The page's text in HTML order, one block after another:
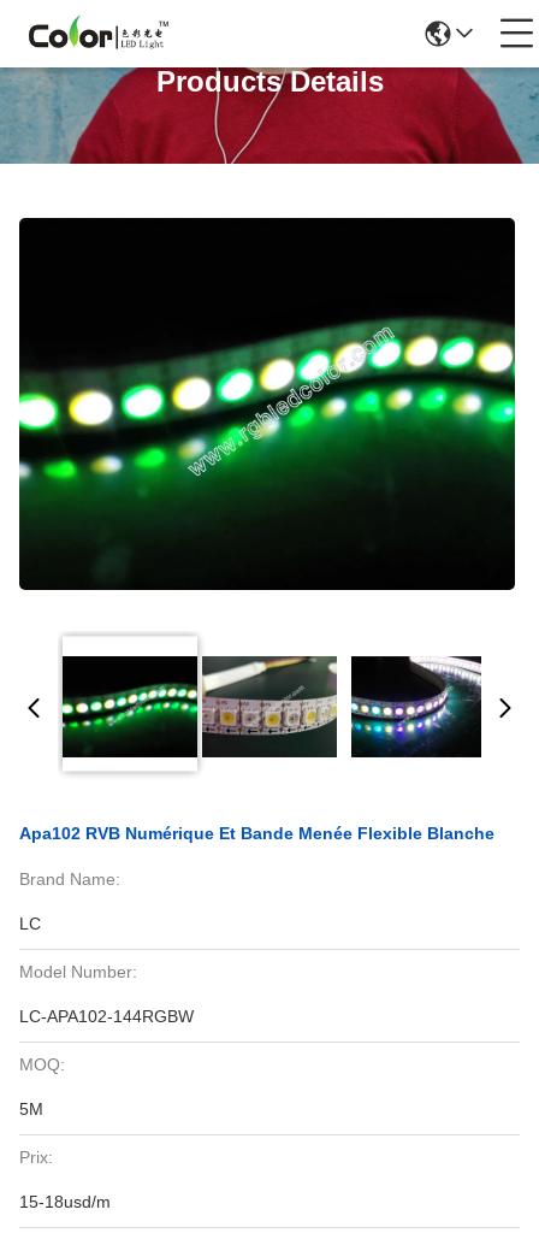
Products Details
Apa102 RVB Numérique Et Bande Menée Flexible Blanche
Brand Name:
LC
Model Number:
LC-APA102-144RGBW
MOQ:
5M
Prix:
15-18usd/m